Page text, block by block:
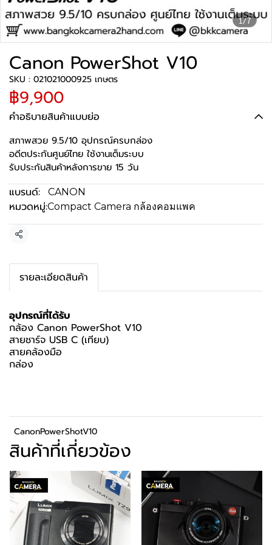
1/7
Canon PowerShot V10
SKU : 021021000925 เกษตร
฿9,900
คำอธิบายสินค้าแบบย่อ
สภาพสวย 9.5/10 อุปกรณ์ครบกล่อง
อดีตประกันศูนย์ไทย ใช้งานเต็มระบบ
รับประกันสินค้าหลังการขาย 15 วัน
แบรนด์: CANON
หมวดหมู่:Compact Camera กล้องคอมแพค
แชร์
รายละเอียดสินค้า
อุปกรณ์ที่ได้รับ
กล้อง Canon PowerShot V10
สายชาร์จ USB C (เทียบ)
สายคล้องมือ
กล่อง
CanonPowerShotV10
สินค้าที่เกี่ยวข้อง